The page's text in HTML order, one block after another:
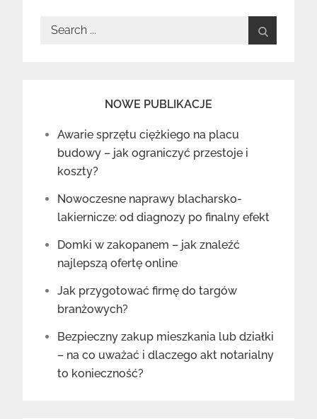
Search
NOWE PUBLIKACJE
Awarie sprzętu ciężkiego na placu
budowy – jak ograniczyć przestoje i
koszty?
Nowoczesne naprawy blacharsko-
lakiernicze: od diagnozy po finalny efekt
Domki w zakopanem – jak znaleźć
najlepszą ofertę online
Jak przygotować firmę do targów
branżowych?
Bezpieczny zakup mieszkania lub działki
– na co uważać i dlaczego akt notarialny
to konieczność?